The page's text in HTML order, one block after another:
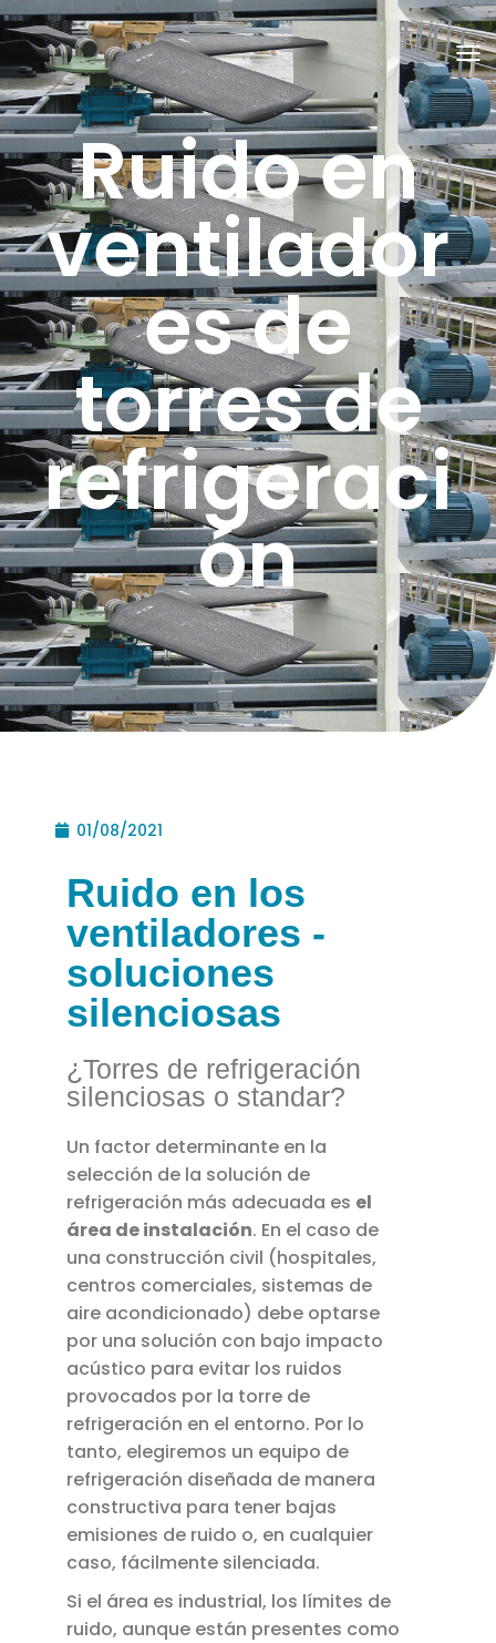
C
A
M
B
I
A
R
M
O
D
O
D
E
N
A
V
E
G
A
C
I
Ó
N
Ruido en
ventilador
es de
torres de
refrigeraci
ón
01/08/2021
Ruido en los
ventiladores -
soluciones
silenciosas
¿Torres de refrigeración
silenciosas o standar?
Un factor determinante en la
selección de la solución de
refrigeración más adecuada es el
área de instalación. En el caso de
una construcción civil (hospitales,
centros comerciales, sistemas de
aire acondicionado) debe optarse
por una solución con bajo impacto
acústico para evitar los ruidos
provocados por la torre de
refrigeración en el entorno. Por lo
tanto, elegiremos un equipo de
refrigeración diseñada de manera
constructiva para tener bajas
emisiones de ruido o, en cualquier
caso, fácilmente silenciada.
Si el área es industrial, los límites de
ruido, aunque están presentes como